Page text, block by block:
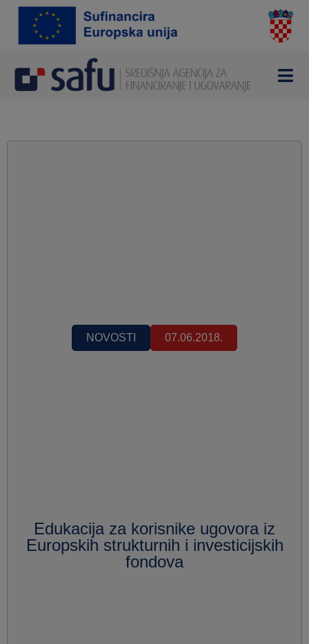
NOVOSTI 07.06.2018.
Edukacija za korisnike ugovora iz
Europskih strukturnih i investicijskih
fondova